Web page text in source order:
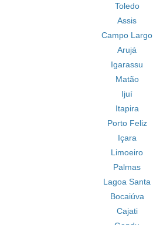
Toledo
Assis
Campo Largo
Arujá
Igarassu
Matão
Ijuí
Itapira
Porto Feliz
Içara
Limoeiro
Palmas
Lagoa Santa
Bocaiúva
Cajati